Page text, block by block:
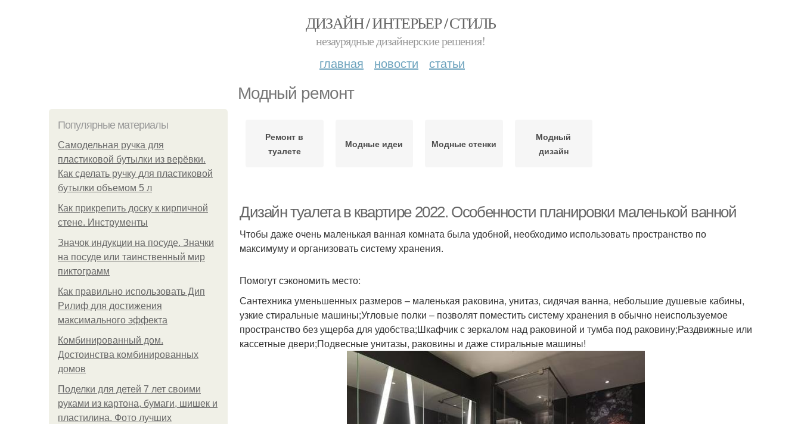
ДИЗАЙН / ИНТЕРЬЕР / СТИЛЬ
незаурядные дизайнерские решения!
главная новости статьи
Модный ремонт
Популярные материалы
Самодельная ручка для
пластиковой бутылки из верёвки.
Как сделать ручку для пластиковой
бутылки объемом 5 л
Как прикрепить доску к кирпичной
стене. Инструменты
Значок индукции на посуде. Значки
на посуде или таинственный мир
пиктограмм
Как правильно использовать Дип
Рилиф для достижения
максимального эффекта
Комбинированный дом.
Достоинства комбинированных
домов
Поделки для детей 7 лет своими
руками из картона, бумаги, шишек и
пластилина. Фото лучших
Ремонт в
туалете
Модные идеи Модные стенки
Модный
дизайн
Дизайн туалета в квартире 2022. Особенности планировки маленькой ванной
Чтобы даже очень маленькая ванная комната была удобной, необходимо использовать пространство по
максимуму и организовать систему хранения.
Помогут сэкономить место:
Сантехника уменьшенных размеров – маленькая раковина, унитаз, сидячая ванна, небольшие душевые кабины,
узкие стиральные машины;Угловые полки – позволят поместить систему хранения в обычно неиспользуемое
пространство без ущерба для удобства;Шкафчик с зеркалом над раковиной и тумба под раковину;Раздвижные или
кассетные двери;Подвесные унитазы, раковины и даже стиральные машины!